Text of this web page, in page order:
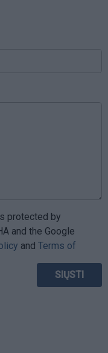
protected by
and the Google
and Terms of